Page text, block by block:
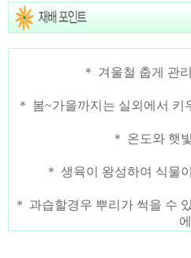
＊ 겨울철 춥게 관
＊ 봄~가을까지는 실외에서
＊ 온도와 햇
＊ 생육이 왕성하여 식물
＊ 과습할경우 뿌리가 썩을 수